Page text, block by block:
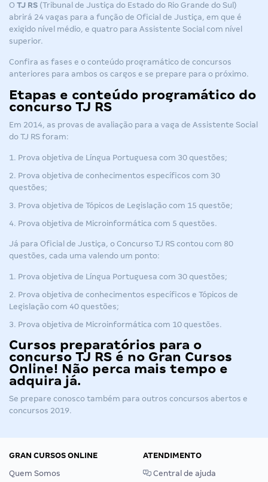
O TJ RS (Tribunal de Justiça do Estado do Rio Grande do Sul)
abrirá 24 vagas para a função de Oficial de Justiça, em que é
exigido nível médio, e quatro para Assistente Social com nível
superior.
Confira as fases e o conteúdo programático de concursos
anteriores para ambos os cargos e se prepare para o próximo.
Etapas e conteúdo programático do
concurso TJ RS
Em 2014, as provas de avaliação para a vaga de Assistente Social
do TJ RS foram:
Prova objetiva de Língua Portuguesa com 30 questões;
Prova objetiva de conhecimentos específicos com 30
questões;
Prova objetiva de Tópicos de Legislação com 15 questõe;
Prova objetiva de Microinformática com 5 questões.
Já para Oficial de Justiça, o Concurso TJ RS contou com 80
questões, cada uma valendo um ponto:
Prova objetiva de Língua Portuguesa com 30 questões;
Prova objetiva de conhecimentos específicos e Tópicos de
Legislação com 40 questões;
Prova objetiva de Microinformática com 10 questões.
Cursos preparatórios para o
concurso TJ RS é no Gran Cursos
Online! Não perca mais tempo e
adquira já.
Se prepare conosco também para outros concursos abertos e
concursos 2019.
GRAN CURSOS ONLINE
Quem Somos
ATENDIMENTO
Central de ajuda